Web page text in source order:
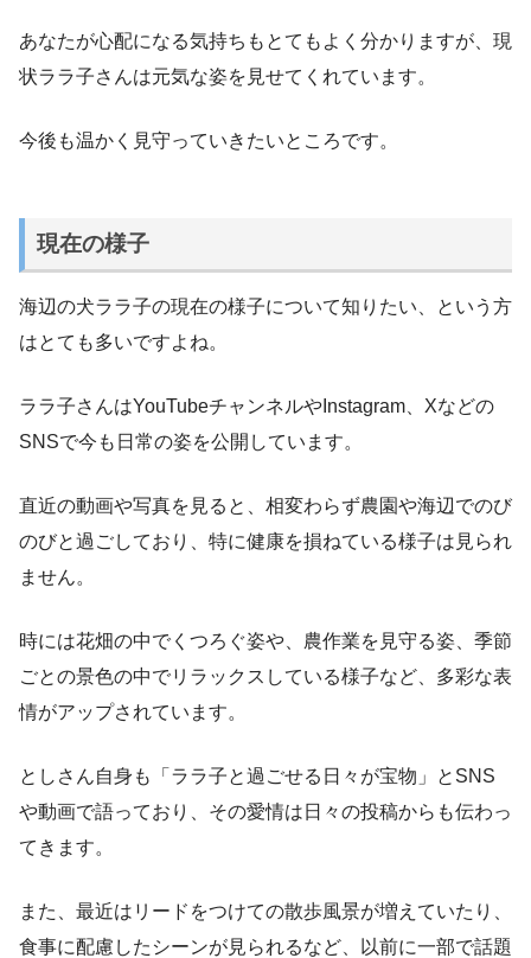
あなたが心配になる気持ちもとてもよく分かりますが、現
状ララ子さんは元気な姿を見せてくれています。
今後も温かく見守っていきたいところです。
現在の様子
海辺の犬ララ子の現在の様子について知りたい、という方
はとても多いですよね。
ララ子さんはYouTubeチャンネルやInstagram、Xなどの
SNSで今も日常の姿を公開しています。
直近の動画や写真を見ると、相変わらず農園や海辺でのび
のびと過ごしており、特に健康を損ねている様子は見られ
ません。
時には花畑の中でくつろぐ姿や、農作業を見守る姿、季節
ごとの景色の中でリラックスしている様子など、多彩な表
情がアップされています。
としさん自身も「ララ子と過ごせる日々が宝物」とSNS
や動画で語っており、その愛情は日々の投稿からも伝わっ
てきます。
また、最近はリードをつけての散歩風景が増えていたり、
食事に配慮したシーンが見られるなど、以前に一部で話題